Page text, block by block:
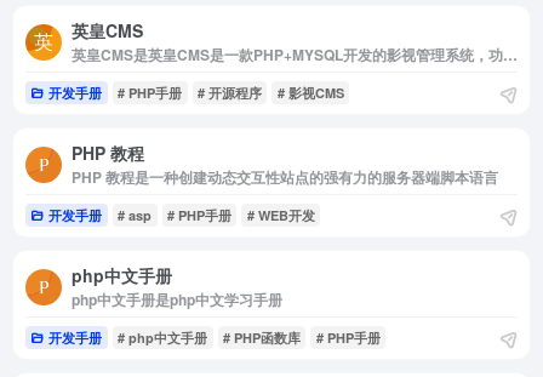
英皇CMS
英皇CMS是英皇CMS是一款PHP+MYSQL开发的影视管理系统，功能齐全，简单易用，快速上手。
开发手册 # PHP手册 # 开源程序 # 影视CMS
PHP 教程
PHP 教程是一种创建动态交互性站点的强有力的服务器端脚本语言
开发手册 # asp # PHP手册 # WEB开发
php中文手册
php中文手册是php中文学习手册
开发手册 # php中文手册 # PHP函数库 # PHP手册